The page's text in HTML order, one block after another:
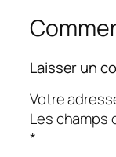
Laisser un
Votre
Les champs
*